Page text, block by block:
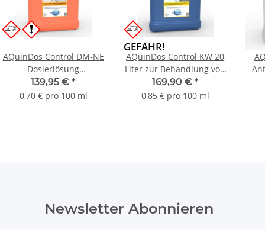
AQuinDos Control DM-NE
Dosierlösung
Mineralstofflösung
Korrosionsschutz und
139,95 €*
0,70 € pro 100 ml
GEFAHR!
AQuinDos Control KW 20
Liter zur Behandlung von
Kesselspeise- und
Kesselwasser Flüssiger,
169,90 € *
0,85 € pro 100 ml
Newsletter Abonnieren